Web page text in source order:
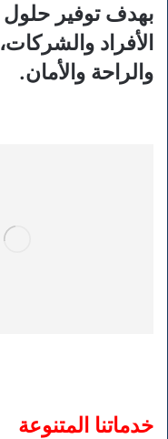
بهدف توفير حلول
الأفراد
والراحة والأمان.
خدماتنا المتنوعة